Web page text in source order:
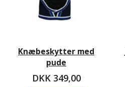
Knæbeskytter med
pude
DKK 349,00